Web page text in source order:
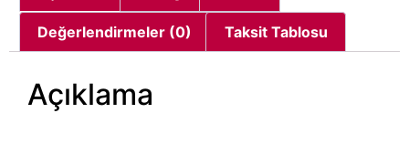
Değerlendirmeler (0) Taksit Tablosu
Açıklama